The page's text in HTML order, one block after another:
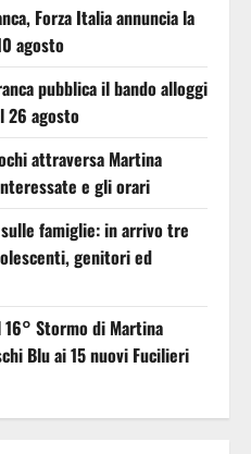
Forza Italia annuncia la
agosto
pubblica il bando alloggi
26 agosto
attraversa Martina
e gli orari
famiglie: in arrivo tre
genitori ed
Stormo di Martina
Blu ai 15 nuovi Fucilieri